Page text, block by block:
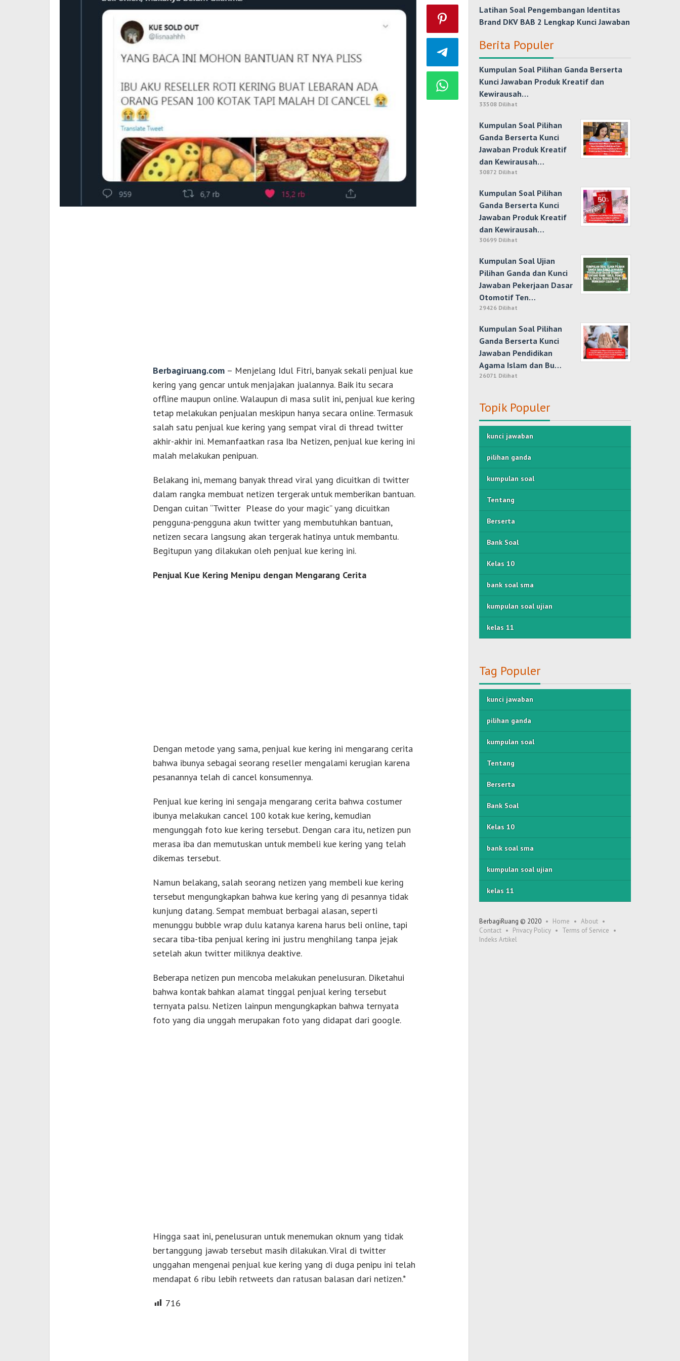
Berbagiruang.com– Menjelang Idul Fitri, banyak sekali penjual kue
kering yang gencar untuk menjajakan jualannya. Baik itu secara
offline maupun online. Walaupun di masa sulit ini, penjual kue kering
tetap melakukan penjualan meskipun hanya secara online. Termasuk
salah satu penjual kue kering yang sempat viral di thread twitter
akhir-akhir ini. Memanfaatkan rasa Iba Netizen, penjual kue kering ini
malah melakukan penipuan.
Belakang ini, memang banyak thread viral yang dicuitkan di twitter
dalam rangka membuat netizen tergerak untuk memberikan bantuan.
Dengan cuitan “Twitter Please do your magic” yang dicuitkan
pengguna-pengguna akun twitter yang membutuhkan bantuan,
netizen secara langsung akan tergerak hatinya untuk membantu.
Begitupun yang dilakukan oleh penjual kue kering ini.
Penjual Kue Kering Menipu dengan Mengarang Cerita
Dengan metode yang sama, penjual kue kering ini mengarang cerita
bahwa ibunya sebagai seorang reseller mengalami kerugian karena
pesanannya telah di cancel konsumennya.
Penjual kue kering ini sengaja mengarang cerita bahwa costumer
ibunya melakukan cancel 100 kotak kue kering, kemudian
mengunggah foto kue kering tersebut. Dengan cara itu, netizen pun
merasa iba dan memutuskan untuk membeli kue kering yang telah
dikemas tersebut.
Namun belakang, salah seorang netizen yang membeli kue kering
tersebut mengungkapkan bahwa kue kering yang di pesannya tidak
kunjung datang. Sempat membuat berbagai alasan, seperti
menunggu bubble wrap dulu katanya karena harus beli online, tapi
secara tiba-tiba penjual kering ini justru menghilang tanpa jejak
setelah akun twitter miliknya deaktive.
Beberapa netizen pun mencoba melakukan penelusuran. Diketahui
bahwa kontak bahkan alamat tinggal penjual kering tersebut
ternyata palsu. Netizen lainpun mengungkapkan bahwa ternyata
foto yang dia unggah merupakan foto yang didapat dari google.
Hingga saat ini, penelusuran untuk menemukan oknum yang tidak
bertanggung jawab tersebut masih dilakukan. Viral di twitter
unggahan mengenai penjual kue kering yang di duga penipu ini telah
mendapat 6 ribu lebih retweets dan ratusan balasan dari netizen.*
716
Latihan Soal Pengembangan Identitas
Brand DKV BAB 2 Lengkap Kunci Jawaban
Berita Populer
Kumpulan Soal Pilihan Ganda Berserta
Kunci Jawaban Produk Kreatif dan
Kewirausah…
33508 Dilihat
Kumpulan Soal Pilihan
Ganda Berserta Kunci
Jawaban Produk Kreatif
dan Kewirausah…
30872 Dilihat
Kumpulan Soal Pilihan
Ganda Berserta Kunci
Jawaban Produk Kreatif
dan Kewirausah…
30699 Dilihat
Kumpulan Soal Ujian
Pilihan Ganda dan Kunci
Jawaban Pekerjaan Dasar
Otomotif Ten…
29426 Dilihat
Kumpulan Soal Pilihan
Ganda Berserta Kunci
Jawaban Pendidikan
Agama Islam dan Bu…
26071 Dilihat
Topik Populer
kunci jawaban
pilihan ganda
kumpulan soal
Tentang
Berserta
Bank Soal
Kelas 10
bank soal sma
kumpulan soal ujian
kelas 11
Tag Populer
kunci jawaban
pilihan ganda
kumpulan soal
Tentang
Berserta
Bank Soal
Kelas 10
bank soal sma
kumpulan soal ujian
kelas 11
BerbagiRuang © 2020 Home
About
Contact
Privacy Policy
Terms of Service
Indeks Artikel